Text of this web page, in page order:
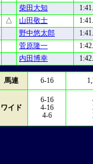
柴田大知
△ 山田敬士
野中悠太郎
菅原隆一
内田博幸
馬連 6-16
ワイド
6-16
4-16
4-6